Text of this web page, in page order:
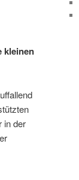
kleinen
in der